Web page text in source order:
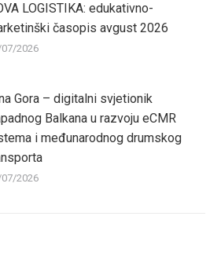
LOGISTIKA: edukativno-
časopis avgust 2026
2026
Gora – digitalni svjetionik
Balkana u razvoju eCMR
i međunarodnog drumskog
2026